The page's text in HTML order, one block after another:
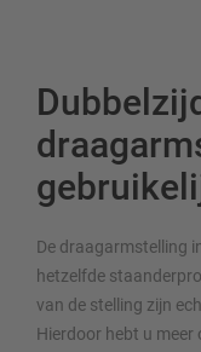
De draagarmstelling
hetzelfde
van de stelling zijn
Hierdoor hebt u